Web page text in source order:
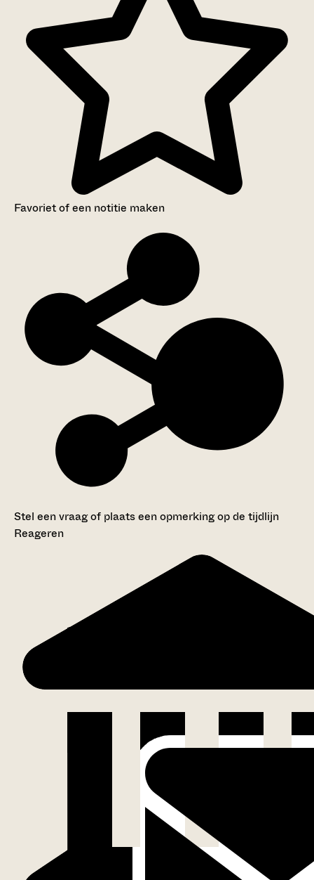
Favoriet of een notitie maken
Stel een vraag of plaats een opmerking op de tijdlijn
Reageren